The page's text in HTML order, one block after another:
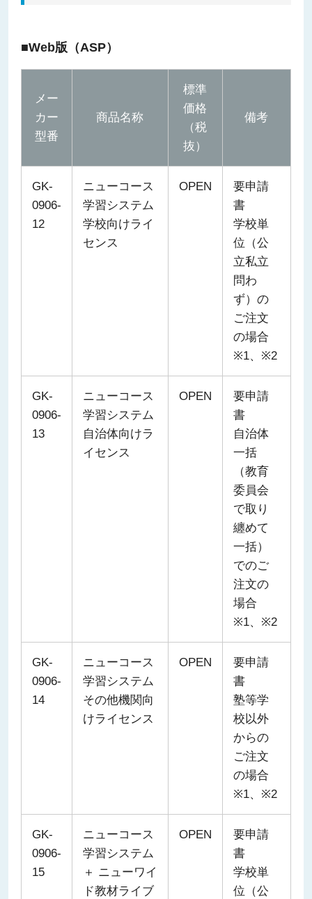
■Web版（ASP）
メー
カー
型番
商品名称
標準
価格
（税
抜）
備考
GK-
0906-
12
ニューコース
学習システム
学校向けライ
センス
OPEN
要申請
書
学校単
位（公
立私立
問わ
ず）の
ご注文
の場合
※1、※2
GK-
0906-
13
ニューコース
学習システム
自治体向けラ
イセンス
OPEN
要申請
書
自治体
一括
（教育
委員会
で取り
纏めて
一括）
でのご
注文の
場合
※1、※2
GK-
0906-
14
ニューコース
学習システム
その他機関向
けライセンス
OPEN
要申請
書
塾等学
校以外
からの
ご注文
の場合
※1、※2
GK-
0906-
15
ニューコース
学習システム
＋ ニューワイ
ド教材ライブ
OPEN
要申請
書
学校単
位（公